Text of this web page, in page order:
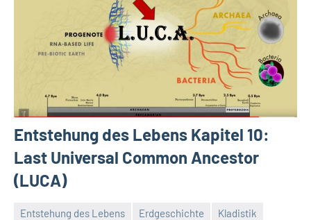
Entstehung des Lebens Kapitel 10:
Last Universal Common Ancestor
(LUCA)
Entstehung des Lebens Erdgeschichte
Kladistik